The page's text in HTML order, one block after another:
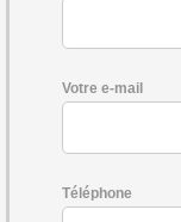
Votre e-mail
Téléphone